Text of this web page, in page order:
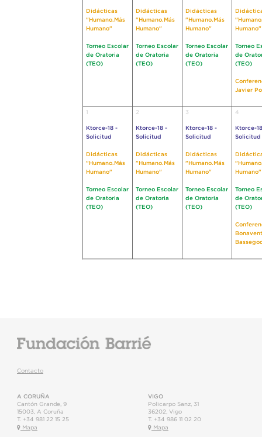
Didácticas
"Humano.Más
Humano"
Torneo Escolar
de Oratoria
(TEO)
Didácticas
"Humano.Más
Humano"
Torneo Escolar
de Oratoria
(TEO)
Didácticas
"Humano.Más
Humano"
Torneo Escolar
de Oratoria
(TEO)
Humano"
Torneo
de
(TEO)
Javier
Ktorce-18 -
Solicitud
Didácticas
"Humano.Más
Humano"
Torneo Escolar
de Oratoria
(TEO)
2
Ktorce-18 -
Solicitud
Didácticas
"Humano.Más
Humano"
Torneo Escolar
de Oratoria
(TEO)
3
Ktorce-18 -
Solicitud
Didácticas
"Humano.Más
Humano"
Torneo Escolar
de Oratoria
(TEO)
4
Ktorce-
Solicitud
Humano"
Torneo
de
(TEO)
Contacto
A CORUÑA
Cantón Grande, 9
15003
A Coruña
T. +34 981 22 15 25
Mapa
VIGO
Policarpo Sanz, 31
36202 Vigo
T. +34 986 11 02 20
Mapa